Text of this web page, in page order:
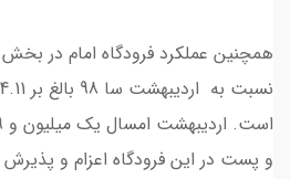
همچنین عملکرد فرودگاه امام در
و پست در این فرودگاه اعزام و